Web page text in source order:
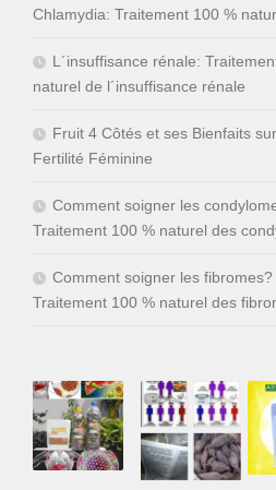
Chlamydia: Traitement 100 %
L´insuffisance rénale:
naturel de l´insuffisance rénale
Fruit 4 Côtés et ses Bienfaits
Fertilité Féminine
Comment soigner les
Traitement 100 % naturel des
Comment soigner les fibromes?
Traitement 100 % naturel des